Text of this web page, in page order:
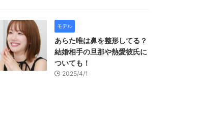
モデル
あらた唯は鼻を整形してる？
結婚相手の旦那や熱愛彼氏に
ついても！
2025/4/1